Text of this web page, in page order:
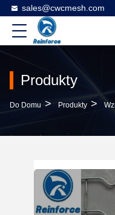
sales@cwcmesh.com
Produkty
Do Domu > Produkty >